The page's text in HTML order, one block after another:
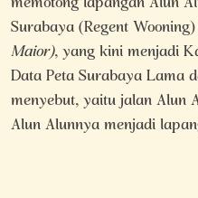
Surabaya (Regent
Maior), yang kini menjadi
Data Peta Surabaya Lama
menyebut, yaitu jalan Alun
Alun Alunnya menjadi